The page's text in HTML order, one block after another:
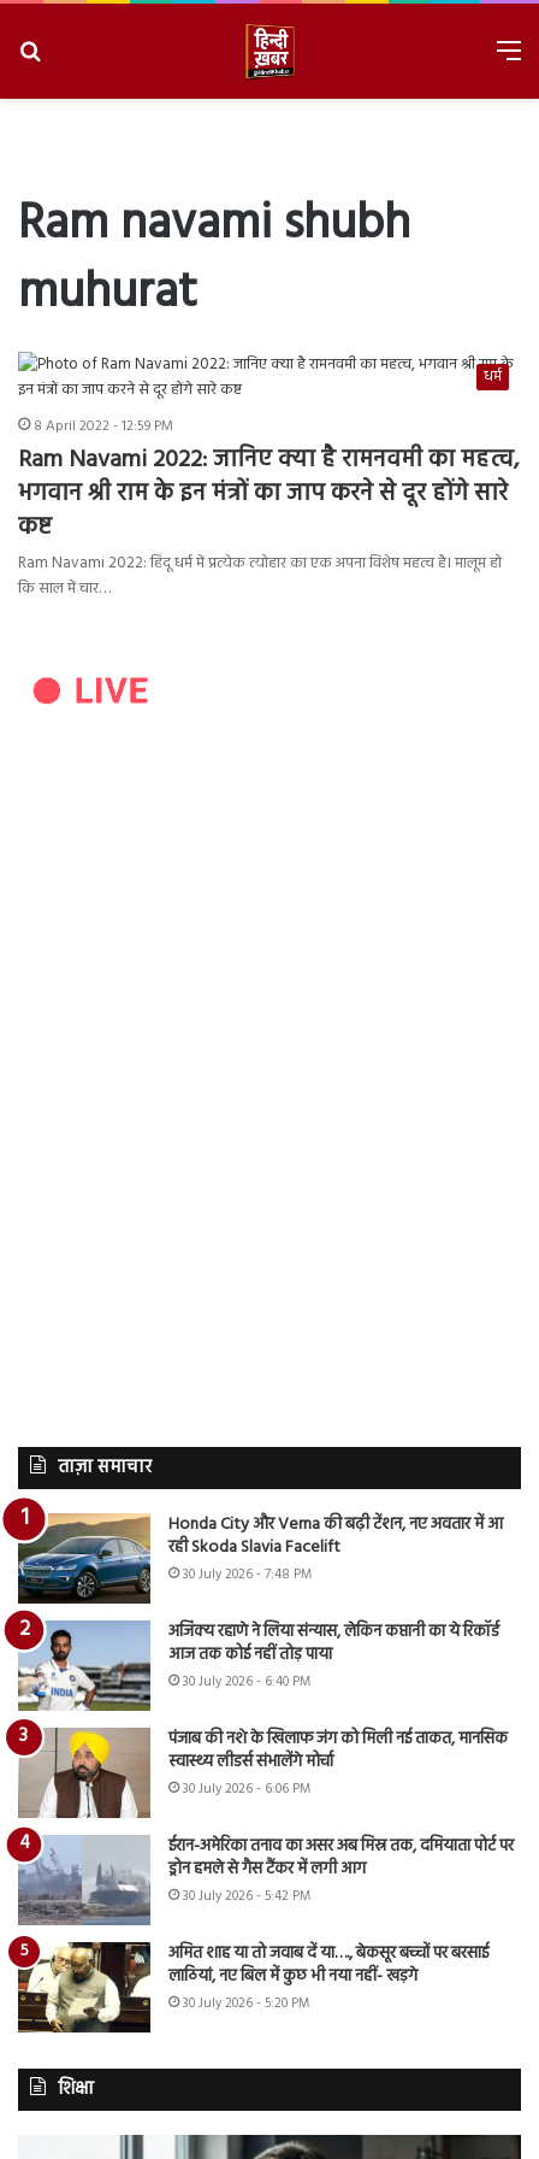
Ram navami shubh
muhurat
धर्म
8 April 2022 - 12:59 PM
Ram Navami 2022: जानिए क्या है रामनवमी का महत्व,
भगवान श्री राम के इन मंत्रों का जाप करने से दूर होंगे सारे
कष्ट
Ram Navami 2022: हिंदू धर्म में प्रत्येक त्योहार का एक अपना विशेष महत्व है। मालूम हो
कि साल में चार…
ताज़ा समाचार
Honda City और Verna की बढ़ी टेंशन, नए अवतार में आ
रही Skoda Slavia Facelift
30 July 2026 - 7:48 PM
अजिंक्य रहाणे ने लिया संन्यास, लेकिन कप्तानी का ये रिकॉर्ड
आज तक कोई नहीं तोड़ पाया
30 July 2026 - 6:40 PM
पंजाब की नशे के खिलाफ जंग को मिली नई ताकत, मानसिक
स्वास्थ्य लीडर्स संभालेंगे मोर्चा
30 July 2026 - 6:06 PM
ईरान-अमेरिका तनाव का असर अब मिस्र तक, दमियाता पोर्ट पर
ड्रोन हमले से गैस टैंकर में लगी आग
30 July 2026 - 5:42 PM
अमित शाह या तो जवाब दें या…., बेकसूर बच्चों पर बरसाई
लाठियां, नए बिल में कुछ भी नया नहीं- खड़गे
30 July 2026 - 5:20 PM
शिक्षा